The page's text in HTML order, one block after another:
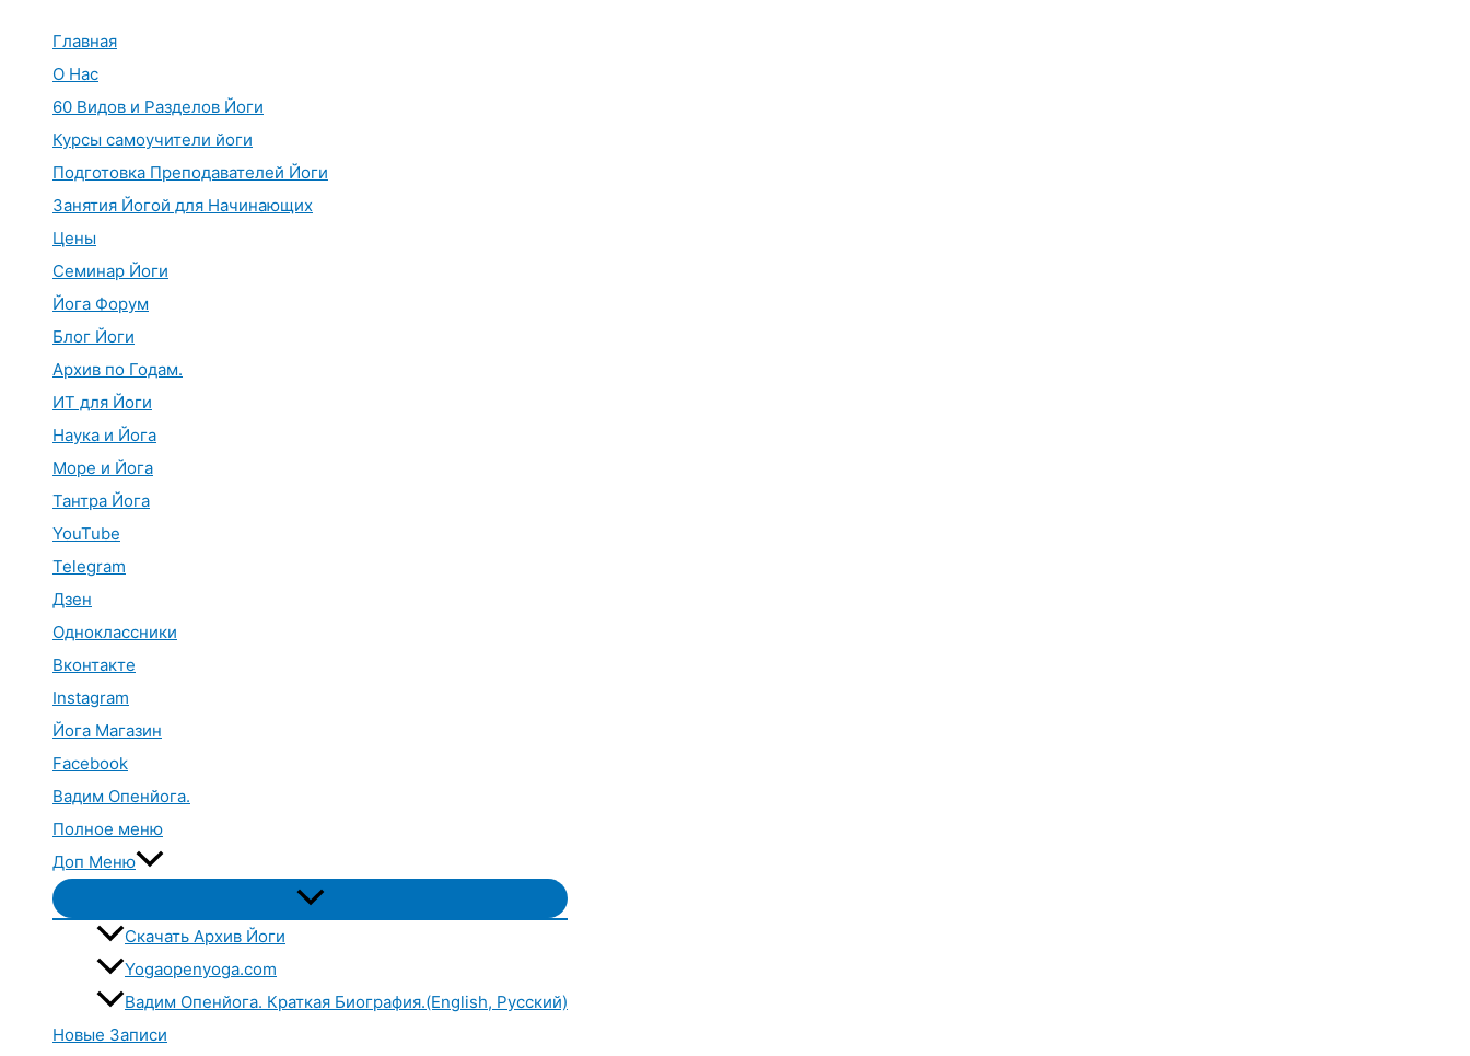
Главная
О Нас
60 Видов и Разделов Йоги
Курсы самоучители йоги
Подготовка Преподавателей Йоги
Занятия Йогой для Начинающих
Цены
Семинар Йоги
Йога Форум
Блог Йоги
Архив по Годам.
ИТ для Йоги
Наука и Йога
Море и Йога
Тантра Йога
YouTube
Telegram
Дзен
Одноклассники
Вконтакте
Instagram
Йога Магазин
Facebook
Вадим Опенйога.
Полное меню
Доп Меню
Переключатель
меню
Скачать Архив Йоги
Yogaopenyoga.com
Вадим Опенйога. Краткая Биография.(English, Русский)
Новые Записи